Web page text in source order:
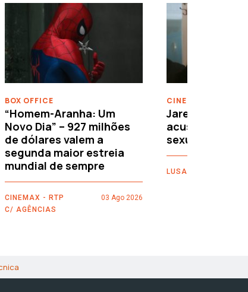
BOX OFFICE
“Homem-Aranha: Um
Novo Dia” – 927 milhões
de dólares valem a
segunda maior estreia
mundial de sempre
CINEMAX - RTP
C/ AGÊNCIAS
03 Ago 2026
CINEMA
Jared Leto
acusações de
sexuais
LUSA